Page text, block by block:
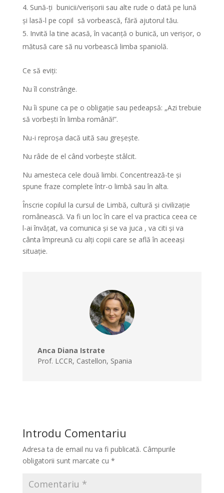
Sună-ți bunicii/verișorii sau alte rude o dată pe lună
și lasă-l pe copil să vorbească, fără ajutorul tău.
Invită la tine acasă, în vacanță o bunică, un verișor, o
mătusă care să nu vorbească limba spaniolă.
Ce să eviți:
Nu îl constrânge.
Nu îi spune ca pe o obligație sau pedeapsă: „Azi trebuie
să vorbești în limba română!”.
Nu-i reproșa dacă uită sau greșește.
Nu râde de el când vorbește stâlcit.
Nu amesteca cele două limbi. Concentrează-te și
spune fraze complete într-o limbă sau în alta.
Înscrie copilul la cursul de Limbă, cultură și civilizație
românească. Va fi un loc în care el va practica ceea ce
l-ai învățat, va comunica și se va juca , va citi și va
cânta împreună cu alți copii care se află în aceeași
situație.
Anca Diana Istrate
Prof. LCCR, Castellon, Spania
Introdu Comentariu
Adresa ta de email nu va fi publicată. Câmpurile
obligatorii sunt marcate cu *